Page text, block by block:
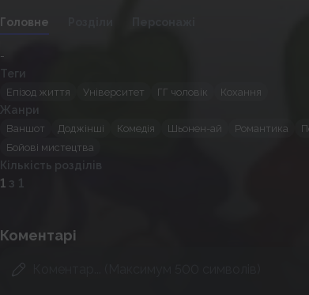
Головне
-
Теги
Епізод життя Університет ГГ чоловік Кохання
Жанри
Ваншот Доджінші Комедія Шьонен-ай Романтика
Бойові мистецтва
Кількість розділів
1 з 1
Коментарі